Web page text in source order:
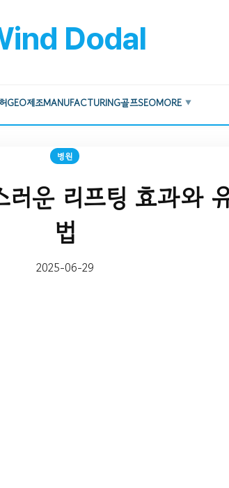
Dodal
GEO제조MANUFACTURING골프SEOMORE ▼
병원
운 리프팅 효과와
법
2025-06-29